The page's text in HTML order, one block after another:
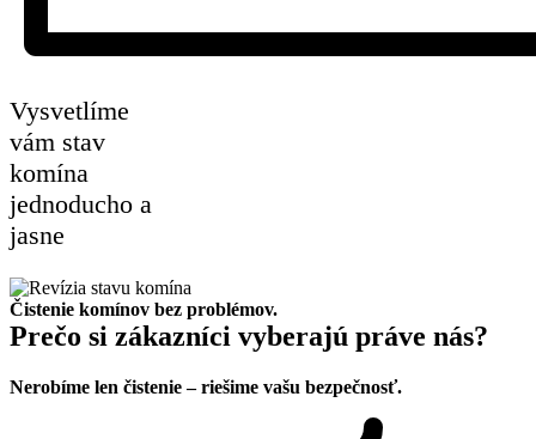
Vysvetlíme
vám stav
komína
jednoducho a
jasne
Čistenie komínov bez problémov.
Prečo si zákazníci vyberajú práve nás?
Nerobíme len čistenie – riešime vašu bezpečnosť.